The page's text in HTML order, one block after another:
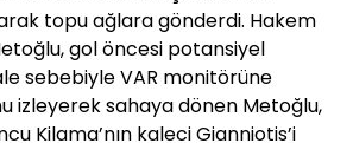
topu ağlara gönderdi. Hakem
gol öncesi potansiyel
sebebiyle VAR monitörüne
izleyerek sahaya dönen Metoğlu,
Kilama’nın kaleci Gianniotis’i